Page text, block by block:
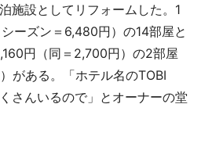
施設としてリフォームした。1
ーズン＝6,480円）の14部屋と
円（同＝2,700円）の2部屋
がある。「ホテル名のTOBI
さんいるので」とオーナーの堂